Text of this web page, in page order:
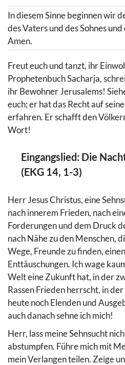
In diesem Sinne beginnen wir
des Vaters und des Sohnes
Amen.
Freut euch und tanzt, ihr
Prophetenbuch Sacharja,
ihr Bewohner Jerusalems!
euch; er hat das Recht auf
erfahren. Er schafft den
Wort!
Eingangslied: Die
(EKG 14, 1-3)
Herr Jesus Christus, eine
nach innerem Frieden, nach
Forderungen und dem Druck
nach Nähe zu den Menschen,
Wege, Freunde zu finden,
Enttäuschungen. Ich wage
Welt eine Zukunft hat, in der
Rassen Frieden herrscht, in
heute noch Elenden und
auch danach sehne ich mich!
Herr, lass meine Sehnsucht
abstumpfen. Führe mich mit
mein Verlangen teilen. Zeige